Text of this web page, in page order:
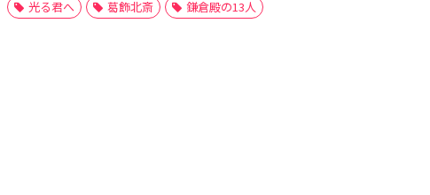
光る君へ 葛飾北斎 鎌倉殿の13人